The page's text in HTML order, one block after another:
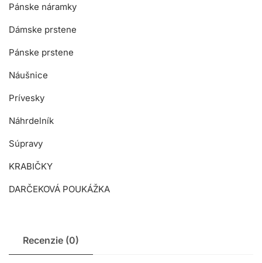
Pánske náramky
Dámske prstene
Pánske prstene
Náušnice
Prívesky
Náhrdelník
Súpravy
KRABIČKY
DARČEKOVÁ POUKÁŽKA
Recenzie (0)